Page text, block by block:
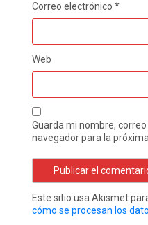
Correo electrónico *
Web
Guarda mi nombre,
navegador para la
Este sitio usa Akismet
cómo se procesan los